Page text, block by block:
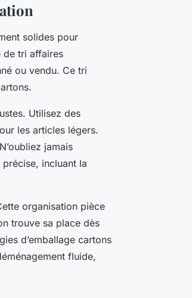
solides pour
de tri affaires
ou vendu. Ce tri
Utilisez des
les articles légers.
jamais
incluant la
organisation pièce
trouve sa place dès
d’emballage cartons
fluide,